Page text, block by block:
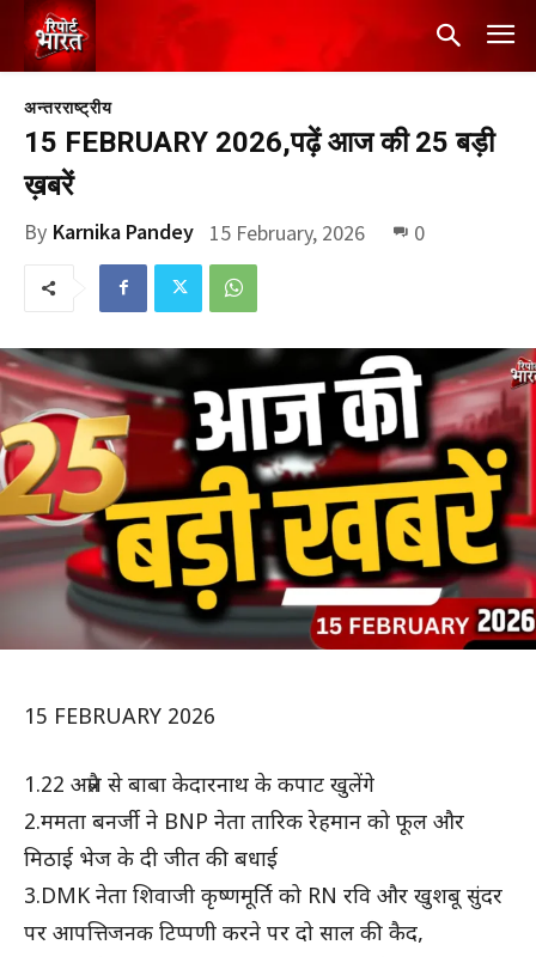
अन्तरराष्ट्रीय
15 FEBRUARY 2026,पढ़ें आज की 25 बड़ी
ख़बरें
By Karnika Pandey 15 February, 2026 0
15 FEBRUARY 2026
1.22 अप्रैल से बाबा केदारनाथ के कपाट खुलेंगे
2.ममता बनर्जी ने BNP नेता तारिक रेहमान को फूल और
मिठाई भेज के दी जीत की बधाई
3.DMK नेता शिवाजी कृष्णमूर्ति को RN रवि और खुशबू सुंदर
पर आपत्तिजनक टिप्पणी करने पर दो साल की कैद,